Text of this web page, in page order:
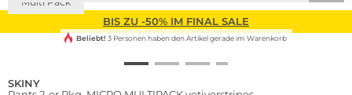
BIS ZU -50% IM FINAL SALE
Beliebt! 3 Personen haben den Artikel gerade im Warenkorb
SKINY